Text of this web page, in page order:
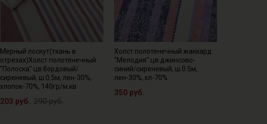
Мерный лоскут(ткань в
отрезах)Холст полотенечный
"Полоска" цв.бордовый/
сиреневый, ш.0.5м, лен-30%,
хлопок-70%, 140гр/м.кв
203 руб. 290 руб.
Холст полотенечный жаккард
"Мелодия" цв.джинсово-
синий/сиреневый, ш.0.5м,
лен-30%, хл-70%
350 руб.